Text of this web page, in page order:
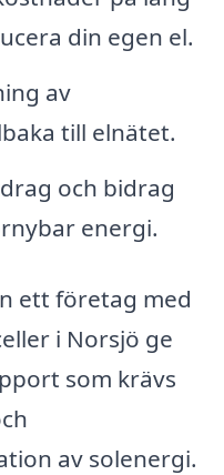
din egen el.
av
till elnätet.
och bidrag
energi.
ett företag med
i Norsjö ge
som krävs
av solenergi.